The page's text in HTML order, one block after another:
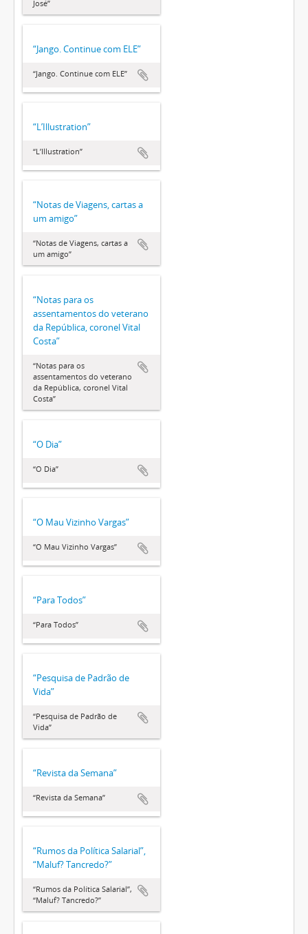
José”
“Jango. Continue com ELE”
“Jango. Continue com ELE”
“L’Illustration”
“L’Illustration”
“Notas de Viagens, cartas a
um amigo”
“Notas de Viagens, cartas a
um amigo”
“Notas para os
assentamentos do veterano
da República, coronel Vital
Costa”
“Notas para os
assentamentos do veterano
da República, coronel Vital
Costa”
“O Dia”
“O Dia”
“O Mau Vizinho Vargas”
“O Mau Vizinho Vargas”
“Para Todos”
“Para Todos”
“Pesquisa de Padrão de
Vida”
“Pesquisa de Padrão de
Vida”
“Revista da Semana”
“Revista da Semana”
“Rumos da Política Salarial”,
“Maluf? Tancredo?”
“Rumos da Política Salarial”,
“Maluf? Tancredo?”